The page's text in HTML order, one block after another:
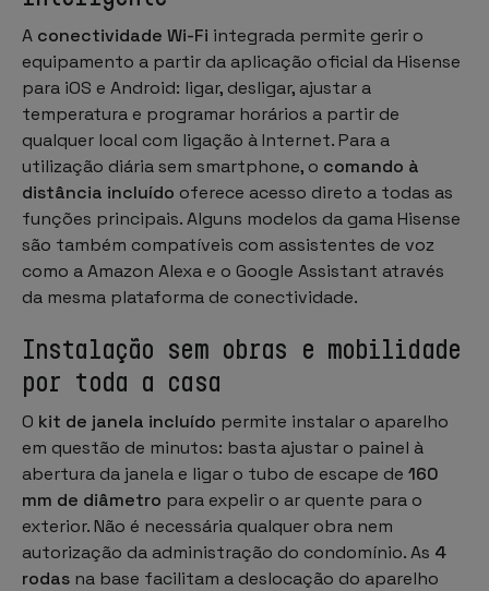
A conectividade Wi-Fi integrada permite gerir o
equipamento a partir da aplicação oficial da Hisense
para iOS e Android: ligar, desligar, ajustar a
temperatura e programar horários a partir de
qualquer local com ligação à Internet. Para a
utilização diária sem smartphone, o comando à
distância incluído oferece acesso direto a todas as
funções principais. Alguns modelos da gama Hisense
são também compatíveis com assistentes de voz
como a Amazon Alexa e o Google Assistant através
da mesma plataforma de conectividade.
Instalação sem obras e mobilidade
por toda a casa
O kit de janela incluído permite instalar o aparelho
em questão de minutos: basta ajustar o painel à
abertura da janela e ligar o tubo de escape de 160
mm de diâmetro para expelir o ar quente para o
exterior. Não é necessária qualquer obra nem
autorização da administração do condomínio. As 4
rodas na base facilitam a deslocação do aparelho